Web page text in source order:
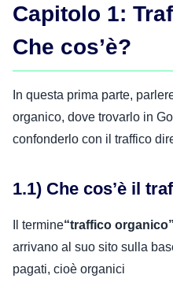
Capitolo 1:
Che cos’è?
In questa prima parte,
organico, dove trovarlo in
confonderlo con il traffico
1.1) Che cos’è il
Il termine“traffico organico”
arrivano al suo sito sulla
pagati, cioè organici